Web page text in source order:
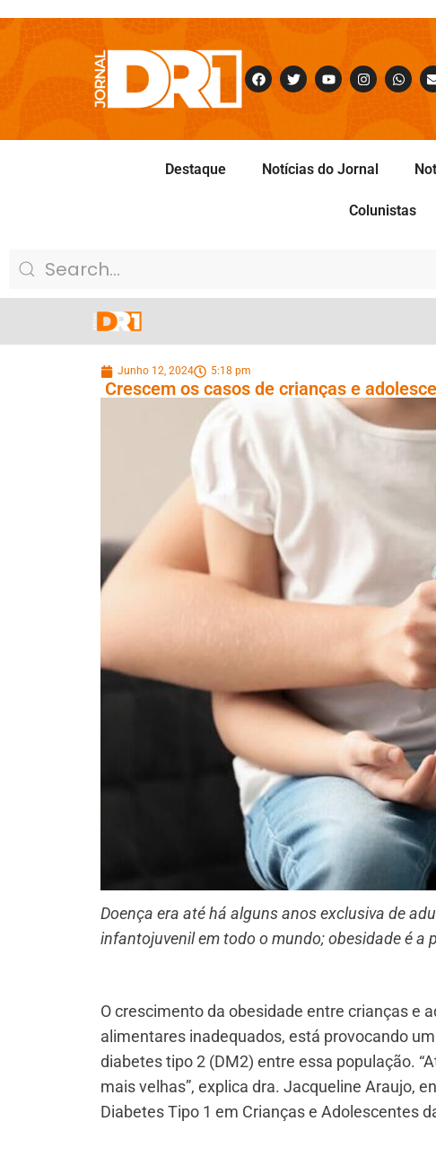
Destaque Notícias do Jornal
Colunistas
Junho 12, 2024 5:18 pm
Crescem os casos de crianças e
Doença era até há alguns anos exclusiva de
infantojuvenil em todo o mundo; obesidade é a
O crescimento da obesidade entre crianças e
alimentares inadequados, está provocando
diabetes tipo 2 (DM2) entre essa população.
mais velhas”, explica dra. Jacqueline Araujo,
Diabetes Tipo 1 em Crianças e Adolescentes